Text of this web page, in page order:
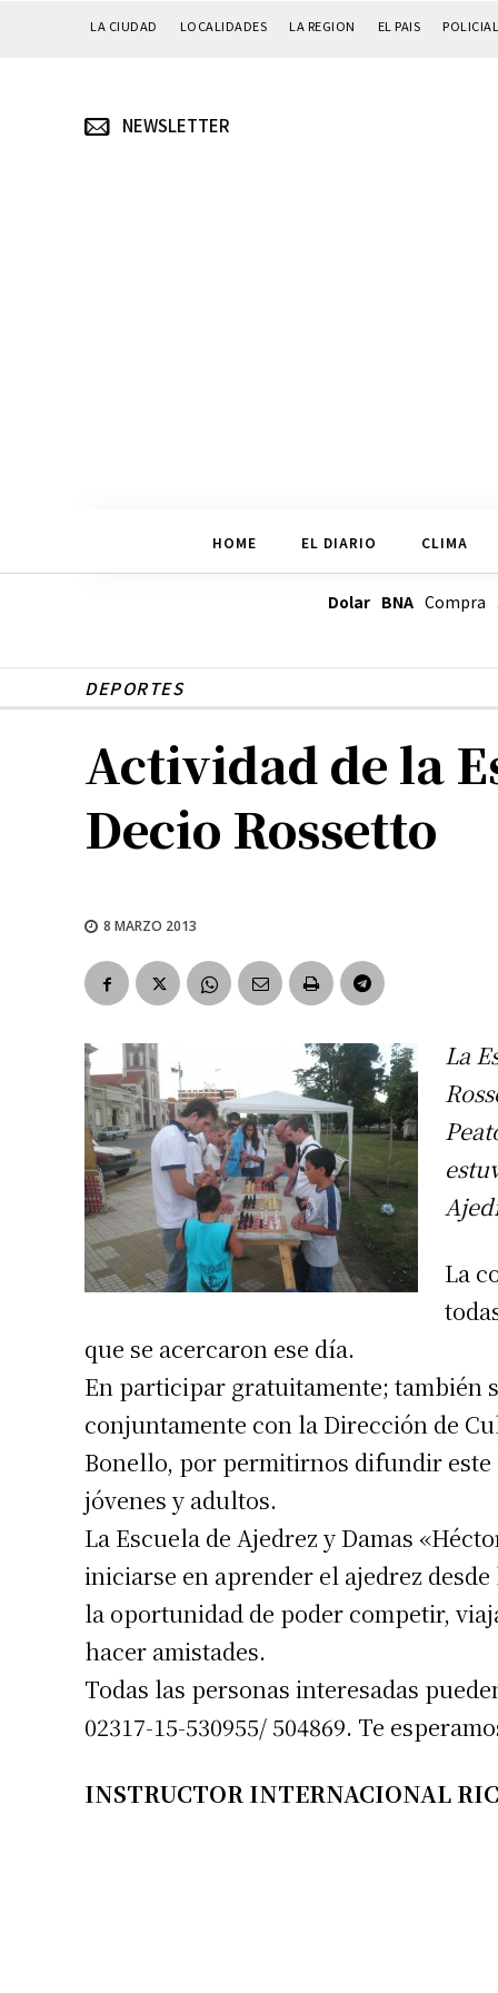
LA CIUDAD LOCALIDADES LA REGION EL PAIS
NEWSLETTER
HOME EL DIARIO CLIMA
Dolar BNACompra
DEPORTES
Actividad de la
Decio Rossetto
8 MARZO 2013
La
La
que se acercaron ese día.
En participar gratuitamente; también
conjuntamente con la Dirección de
Bonello, por permitirnos difundir
jóvenes y adultos.
La Escuela de Ajedrez y Damas
iniciarse en aprender el ajedrez
la oportunidad de poder competir,
hacer amistades.
Todas las personas interesadas
02317-15-530955/ 504869. Te
INSTRUCTOR INTERNACIONAL